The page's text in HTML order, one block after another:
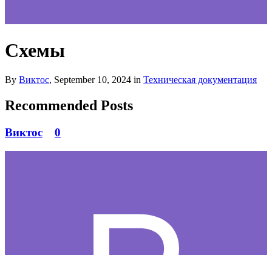
Схемы
By Виктос, September 10, 2024 in Техническая документация
Recommended Posts
Виктос 0